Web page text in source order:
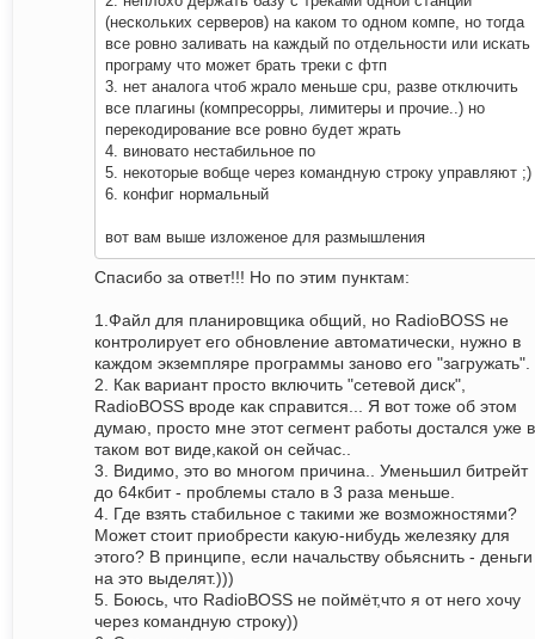
(нескольких серверов) на каком то одном компе, но тогда
все ровно заливать на каждый по отдельности или искать
програму что может брать треки с фтп
3. нет аналога чтоб жрало меньше cpu, разве отключить
все плагины (компресорры, лимитеры и прочие..) но
перекодирование все ровно будет жрать
4. виновато нестабильное по
5. некоторые вобще через командную строку управляют ;)
6. конфиг нормальный
вот вам выше изложеное для размышления
Спасибо за ответ!!! Но по этим пунктам:
1.Файл для планировщика общий, но RadioBOSS не
контролирует его обновление автоматически, нужно в
каждом экземпляре программы заново его "загружать".
2. Как вариант просто включить "сетевой диск",
RadioBOSS вроде как справится... Я вот тоже об этом
думаю, просто мне этот сегмент работы достался уже в
таком вот виде,какой он сейчас..
3. Видимо, это во многом причина.. Уменьшил битрейт
до 64кбит - проблемы стало в 3 раза меньше.
4. Где взять стабильное с такими же возможностями?
Может стоит приобрести какую-нибудь железяку для
этого? В принципе, если начальству обьяснить - деньги
на это выделят.)))
5. Боюсь, что RadioBOSS не поймёт,что я от него хочу
через командную строку))